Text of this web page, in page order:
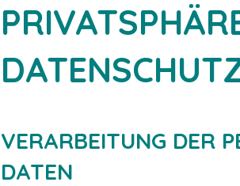
VERARBEITUNG DER
DATEN